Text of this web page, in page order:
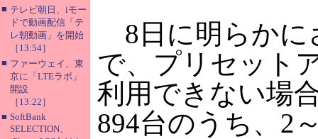
■ テレビ朝日、iモー
ドで動画配信「テ
レ朝動画」を開始
［13:54］
■ ファーウェイ、東
京に「LTEラボ」
開設
［13:22］
■ SoftBank
SELECTION、
8日に明らかに
で、プリセット
利用できない場
894台のうち、2